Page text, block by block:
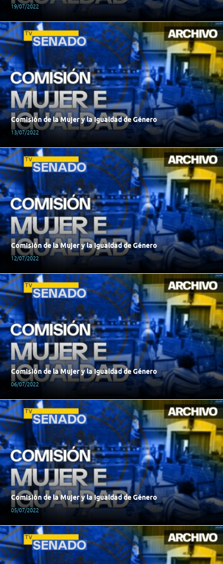
19/07/2022
Comisión de la Mujer y la Igualdad de Género
13/07/2022
Comisión de la Mujer y la Igualdad de Género
12/07/2022
Comisión de la Mujer y la Igualdad de Género
06/07/2022
Comisión de la Mujer y la Igualdad de Género
05/07/2022